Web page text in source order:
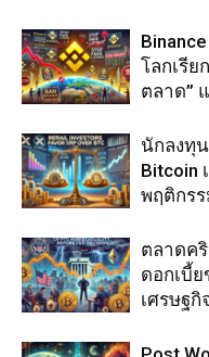
โลกเรี
ตลาด”
นักลงทุ
Bitcoin
พฤติกร
ตลาดค
ดอกเบี้
เศรษฐกิ